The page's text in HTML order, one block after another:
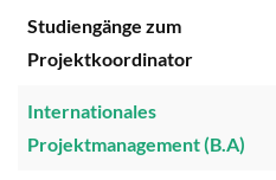
Studiengänge zum
Projektkoordinator
Internationales
Projektmanagement (B.A)